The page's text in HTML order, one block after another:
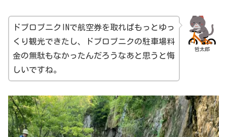
哲太郎
ドブロブニクINで航空券を取ればもっとゆっ
くり観光できたし、ドブロブニクの駐車場料
金の無駄もなかったんだろうなあと思うと悔
しいですね。